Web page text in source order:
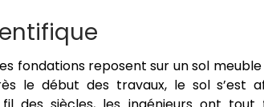
fondations reposent sur un sol
le début des travaux, le sol s’est